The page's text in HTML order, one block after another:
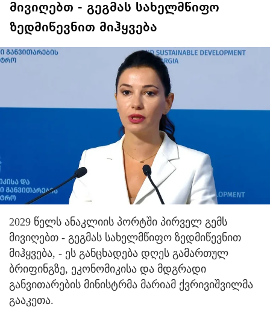
მივიღებთ - გეგმას სახელმწიფო
ზედმიწევნით მიჰყვება
2029 წელს ანაკლიის პორტში პირველ გემს
მივიღებთ - გეგმას სახელმწიფო ზედმიწევნით
მიჰყვება, - ეს განცხადება დღეს გამართულ
ბრიფინგზე, ეკონომიკისა და მდგრადი
განვითარების მინისტრმა მარიამ ქვრივიშვილმა
გააკეთა.